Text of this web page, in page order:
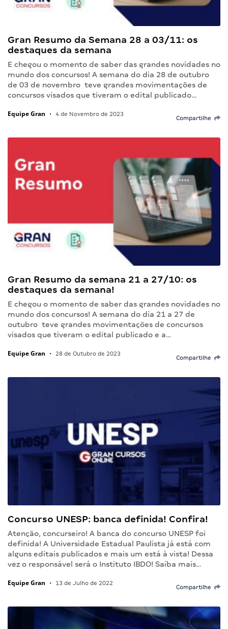
Gran Resumo da Semana 28 a 03/11: os
destaques da semana
E chegou o momento de saber das grandes novidades no
mundo dos concursos! A semana do dia 28 de outubro
de 03 de novembro teve grandes movimentações de
concursos visados que tiveram o edital publicado…
Equipe Gran • 4 de Novembro de 2023
Compartilhe
Gran Resumo da semana 21 a 27/10: os
destaques da semana!
E chegou o momento de saber das grandes novidades no
mundo dos concursos! A semana do dia 21 a 27 de
outubro teve grandes movimentações de concursos
visados que tiveram o edital publicado e a…
Equipe Gran • 28 de Outubro de 2023
Compartilhe
Concurso UNESP: banca definida! Confira!
Atenção, concurseiro! A banca do concurso UNESP foi
definida! A Universidade Estadual Paulista já está com
alguns editais publicados e mais um está à vista! Dessa
vez o responsável será o Instituto IBDO! Saiba mais…
Equipe Gran • 13 de Julho de 2022
Compartilhe